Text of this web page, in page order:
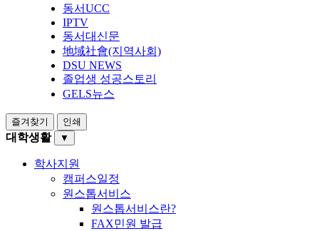
동서UCC
IPTV
동서대신문
地域社會(지역사회)
DSU NEWS
졸업생 성공스토리
GELS뉴스
즐겨찾기 인쇄
대학생활 ▼
학사지원
캠퍼스일정
원스톱서비스
원스톱서비스란?
FAX민원 발급